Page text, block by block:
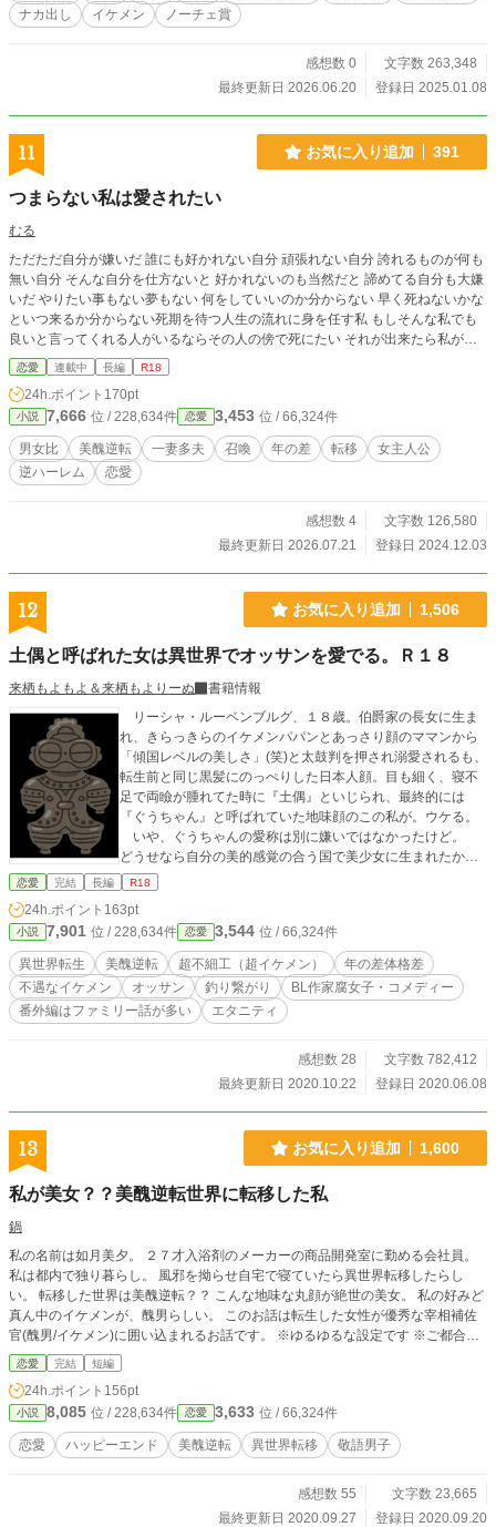
ナカ出し
イケメン ノーチェ賞
感想数 0
文字数 263,348
最終更新日 2026.06.20
登録日 2025.01.08
11 お気に入り追加 391
つまらない私は愛されたい
むる
ただただ自分が嫌いだ 誰にも好かれない自分 頑張れない自分 誇れるものが何も
無い自分 そんな自分を仕方ないと 好かれないのも当然だと 諦めてる自分も大嫌
いだ やりたい事もない夢もない 何をしていいのか分からない 早く死ねないかな
といつ来るか分からない死期を待つ人生の流れに身を任す私 もしそんな私でも
良いと言ってくれる人がいるならその人の傍で死にたい それが出来たら私が生
まれてきた理由も 少しはあるんじゃないかと思った 神様…私は何の為に生まれ
たのでしょう ※主人公流れに身を任せて生きてます ※シリアスではありませ
ん。多分 セリフ多めかと思いますが 皆様の想像力で助けてください…
恋愛 連載中 長編 R18
24h.ポイント 170pt
小説 7,666 位 / 228,634件 恋愛 3,453 位 / 66,324件
男女比 美醜逆転 一妻多夫 召喚 年の差 転移
女主人公
逆ハーレム
恋愛
感想数 4
文字数 126,580
最終更新日 2026.07.21
登録日 2024.12.03
12 お気に入り追加 1,506
土偶と呼ばれた女は異世界でオッサンを愛でる。Ｒ１８
来栖もよもよ＆来栖もよりーぬ
書籍情報
リーシャ・ルーベンブルグ、１８歳。伯爵家の長女に生ま
れ、きらっきらのイケメンパパンとあっさり顔のママンから
「傾国レベルの美しさ」(笑)と太鼓判を押され溺愛されるも、
転生前と同じ黒髪にのっぺりした日本人顔。目も細く、寝不
足で両瞼が腫れてた時に『土偶』といじられ、最終的には
『ぐうちゃん』と呼ばれていた地味顔のこの私が。ウケる。
いや、ぐうちゃんの愛称は別に嫌いではなかったけど。
どうせなら自分の美的感覚の合う国で美少女に生まれたかっ
たよ。過ぎたことはしょうがないけどさ。 いわゆる美醜が
作家の元腐女子伯爵令嬢と、３２歳の不憫系な騎士団隊長と
の恋物語。 【本編完結】追加予定のなかったＲ18部分と新婚
生活含めた番外編を連載中です。（33話でいったん完結して
るので、34話でググっと話が巻き戻っておりますがご了承願
います） 本編読んでる方は34話からどうぞ。読んでない方
は１話から読まれた方がキャラが分かりやすいかと思いま
恋愛 完結 長編 R18
24h.ポイント 163pt
小説 7,901 位 / 228,634件 恋愛 3,544 位 / 66,324件
異世界転生 美醜逆転 超不細工（超イケメン）
年の差体格差
不遇なイケメン
オッサン 釣り繋がり
BL作家腐女子・コメディー
番外編はファミリー話が多い
エタニティ
感想数 28
文字数 782,412
最終更新日 2020.10.22
登録日 2020.06.08
13 お気に入り追加 1,600
私が美女？？美醜逆転世界に転移した私
鍋
私の名前は如月美夕。 ２７才入浴剤のメーカーの商品開発室に勤める会社員。
私は都内で独り暮らし。 風邪を拗らせ自宅で寝ていたら異世界転移したらし
い。 転移した世界は美醜逆転？？ こんな地味な丸顔が絶世の美女。 私の好みど
真ん中のイケメンが、醜男らしい。 このお話は転生した女性が優秀な宰相補佐
官(醜男/イケメン)に囲い込まれるお話です。 ※ゆるゆるな設定です ※ご都合主
義 ※感想欄はほとんど公開してます。
恋愛 完結 短編
24h.ポイント 156pt
小説 8,085 位 / 228,634件 恋愛 3,633 位 / 66,324件
恋愛 ハッピーエンド 美醜逆転 異世界転移 敬語男子
感想数 55
文字数 23,665
最終更新日 2020.09.27
登録日 2020.09.20